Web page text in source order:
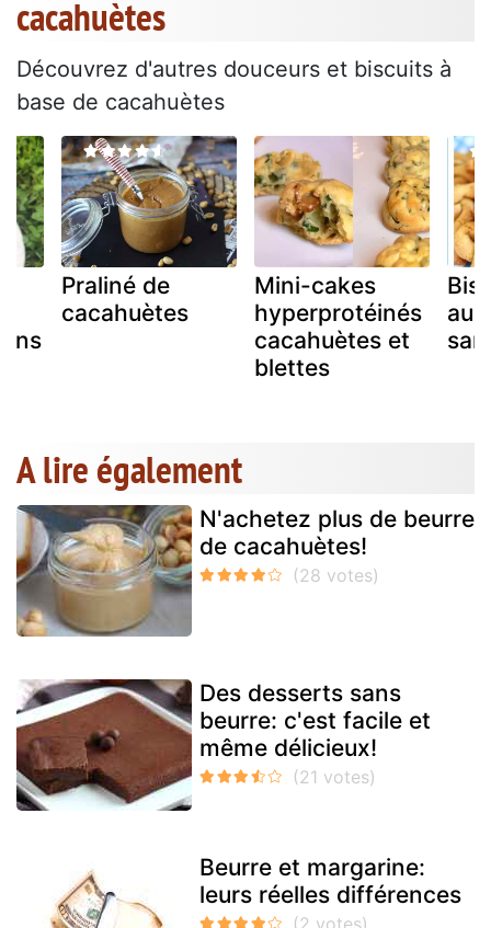
cacahuètes
Découvrez d'autres douceurs et biscuits à
base de cacahuètes
Praliné de
cacahuètes
Mini-cakes
hyperprotéinés
cacahuètes et
blettes
A lire également
N'achetez plus de beurre
de cacahuètes!
Des desserts sans
beurre: c'est facile et
même délicieux!
Beurre et margarine:
leurs réelles différences